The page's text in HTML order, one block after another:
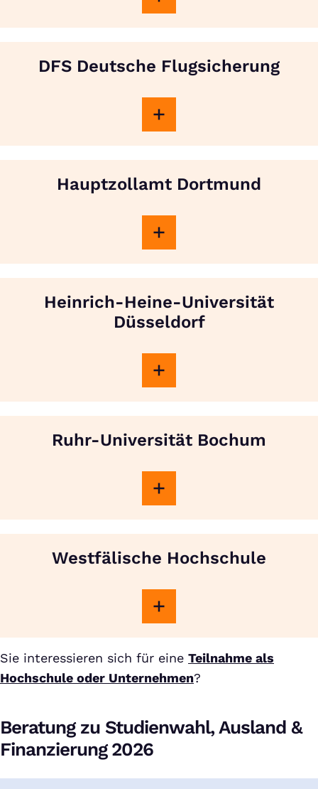
DFS Deutsche Flugsicherung
Hauptzollamt Dortmund
Heinrich-Heine-Universität
Düsseldorf
Ruhr-Universität Bochum
Westfälische Hochschule
Sie interessieren sich für eine Teilnahme als
Hochschule oder Unternehmen?
Beratung zu Studienwahl, Ausland &
Finanzierung 2026